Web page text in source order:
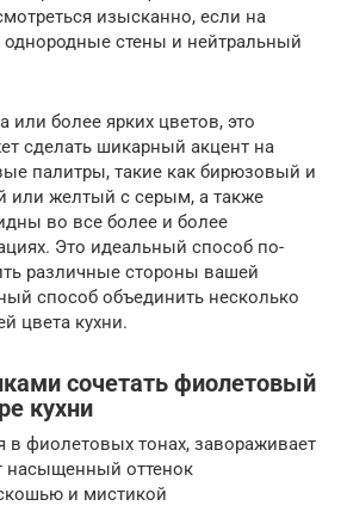
изысканно, если на
однородные стены и нейтральный
или более ярких цветов, это
сделать шикарный акцент на
палитры, такие как бирюзовый и
или желтый с серым, а также
во все более и более
Это идеальный способ по-
различные стороны вашей
способ объединить несколько
цвета кухни.
сочетать фиолетовый
кухни
в фиолетовых тонах, завораживает
насыщенный оттенок
и мистикой